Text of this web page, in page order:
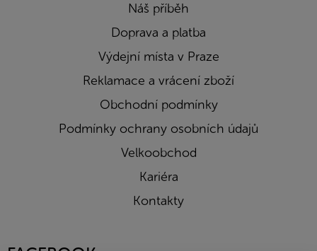
Náš příběh
Doprava a platba
Výdejní místa v Praze
Reklamace a vrácení zboží
Obchodní podmínky
Podmínky ochrany osobních údajů
Velkoobchod
Kariéra
Kontakty